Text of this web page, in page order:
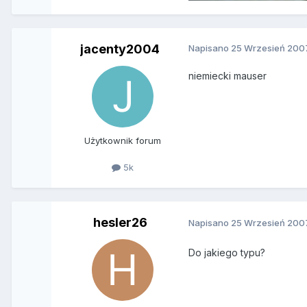
jacenty2004
Użytkownik forum
5k
Napisano 25 Wrzesień
niemiecki mauser
hesler26 Napisano 25 Wrzesień
Do jakiego typu?